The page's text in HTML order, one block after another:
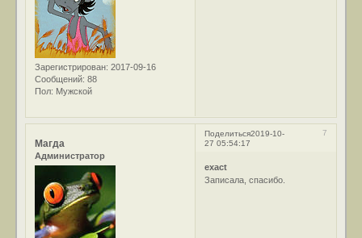
Зарегистрирован: 2017-09-16
Сообщений: 88
Пол: Мужской
Поделиться 7
2019-10-
27 05:54:17
Магда
Администратор
exact
Записала, спасибо.